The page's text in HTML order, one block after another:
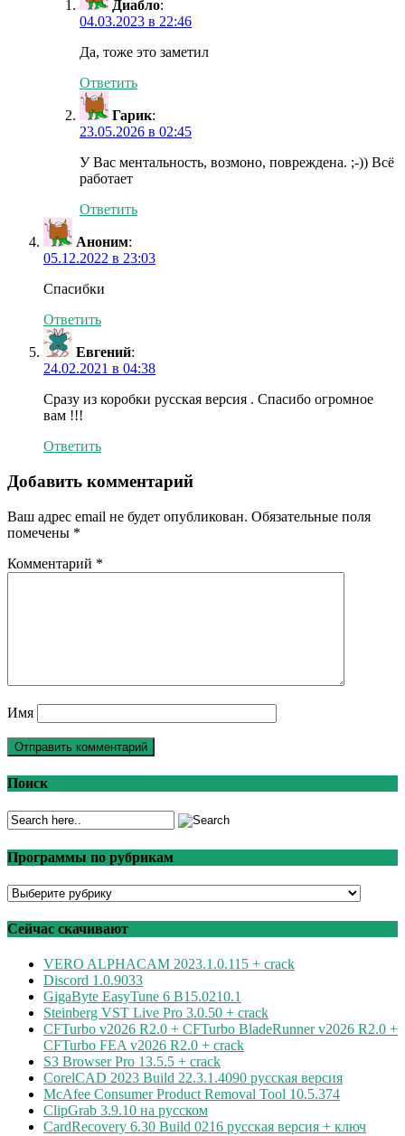
Диабло:
04.03.2023 в 22:46
Да, тоже это заметил
Ответить
Гарик:
23.05.2026 в 02:45
У Вас ментальность, возмоно, повреждена. ;-)) Всё
работает
Ответить
Аноним:
05.12.2022 в 23:03
Спасибки
Ответить
Евгений:
24.02.2021 в 04:38
Сразу из коробки русская версия . Спасибо огромное
вам !!!
Ответить
Добавить комментарий
Ваш адрес email не будет опубликован. Обязательные поля
помечены *
Комментарий *
Имя
Поиск
Программы по рубрикам
Программы
рубрикам
Сейчас скачивают
VERO ALPHACAM 2023.1.0.115 + crack
Discord 1.0.9033
GigaByte EasyTune 6 B15.0210.1
Steinberg VST Live Pro 3.0.50 + crack
CFTurbo v2026 R2.0 + CFTurbo BladeRunner v2026 R2.0 +
CFTurbo FEA v2026 R2.0 + crack
S3 Browser Pro 13.5.5 + crack
CorelCAD 2023 Build 22.3.1.4090 русская версия
McAfee Consumer Product Removal Tool 10.5.374
ClipGrab 3.9.10 на русском
CardRecovery 6.30 Build 0216 русская версия + ключ